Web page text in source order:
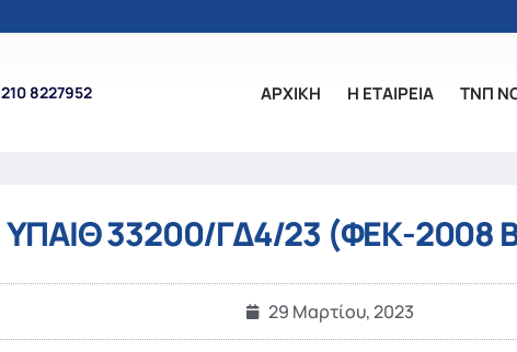
210 8227952 ΑΡΧΙΚΗ Η ΕΤΑΙΡΕΙΑ ΤΝΠ
ΥΠΑΙΘ 33200/ΓΔ4/23 (ΦΕΚ-2008
29 Μαρτίου, 2023